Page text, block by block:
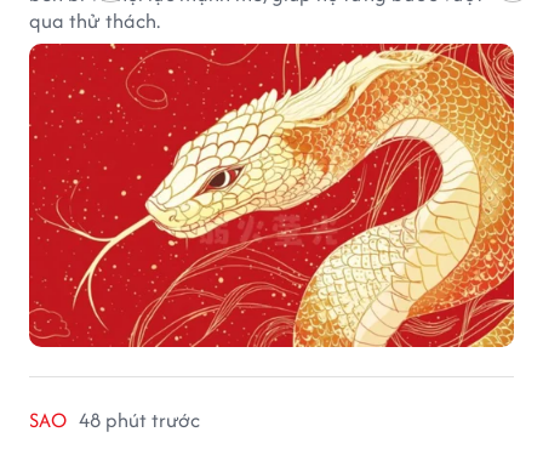
qua thử thách.
SAO 48 phút trước